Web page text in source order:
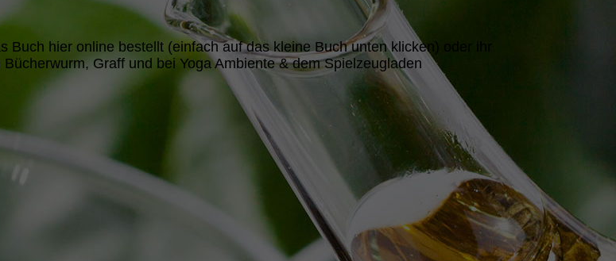
hier online bestellt (einfach auf das kleine Buch unten klicken) oder ihr
Graff und bei Yoga Ambiente & dem Spielzeugladen